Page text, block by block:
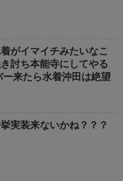
がイマイチみたいなこ
討ち本能寺にしてやる
来たら水着沖田は絶望
実装来ないかね？？？